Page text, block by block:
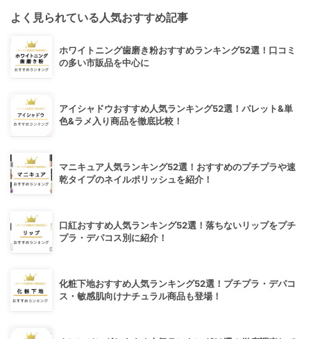
よく見られている人気おすすめ記事
ホワイトニング歯磨き粉おすすめランキング52選！口コミ
の多い市販品を中心に
アイシャドウおすすめ人気ランキング52選！パレット&単
色&ラメ入り商品を徹底比較！
マニキュア人気ランキング52選！おすすめのプチプラや速
乾タイプのネイルポリッシュを紹介！
口紅おすすめ人気ランキング52選！落ちないリップをプチ
プラ・デパコス別に紹介！
化粧下地おすすめ人気ランキング52選！プチプラ・デパコ
ス・敏感肌向けナチュラル商品も登場！